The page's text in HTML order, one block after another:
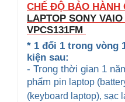
CHẾ ĐỘ BẢO HÀNH
LAPTOP SONY VAIO
VPCS131FM
* 1 đổi 1 trong vòng
kiện sau:
- Trong thời gian 1
phẩm pin laptop
(keyboard laptop), sạc